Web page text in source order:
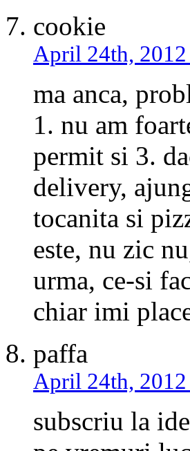
cookie
April 24th,
ma anca,
1. nu am
permit si 3.
delivery,
tocanita si
este, nu zic
urma, ce-si
chiar imi
paffa
April 24th,
subscriu la